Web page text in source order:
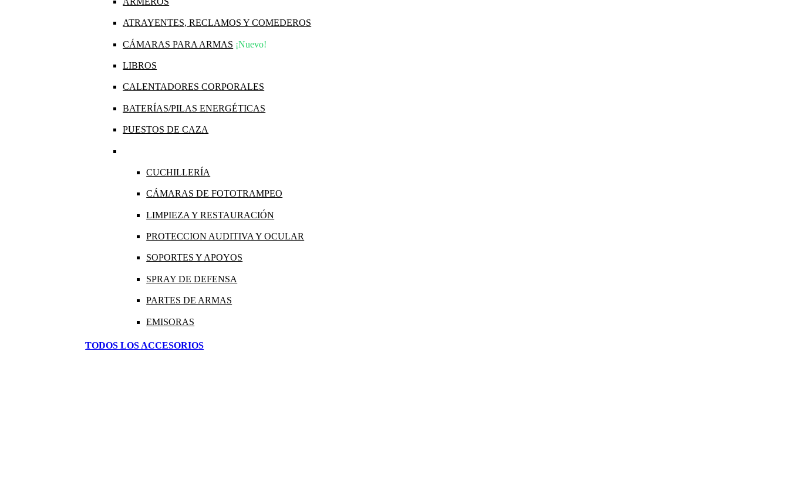
ATRAYENTES, RECLAMOS Y COMEDEROS
CÁMARAS PARA ARMAS ¡Nuevo!
LIBROS
CALENTADORES CORPORALES
BATERÍAS/PILAS ENERGÉTICAS
PUESTOS DE CAZA
CUCHILLERÍA
CÁMARAS DE FOTOTRAMPEO
LIMPIEZA Y RESTAURACIÓN
PROTECCION AUDITIVA Y OCULAR
SOPORTES Y APOYOS
SPRAY DE DEFENSA
PARTES DE ARMAS
EMISORAS
TODOS LOS ACCESORIOS